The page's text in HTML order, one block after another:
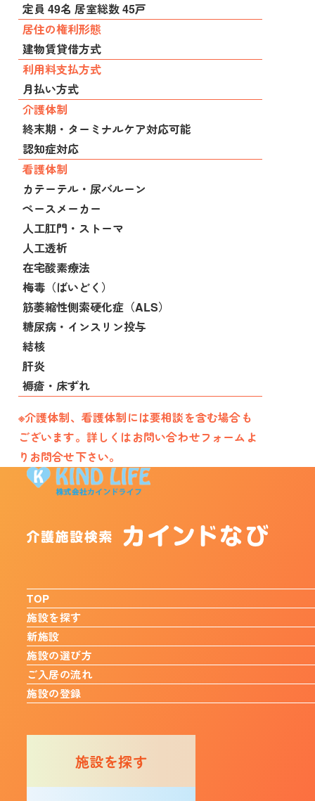
定員 49名 居室総数 45戸
居住の権利形態
建物賃貸借方式
利用料支払方式
月払い方式
介護体制
終末期・ターミナルケア対応可能
認知症対応
看護体制
カテーテル・尿バルーン
ペースメーカー
人工肛門・ストーマ
人工透析
在宅酸素療法
梅毒（ばいどく）
筋萎縮性側索硬化症（ALS）
糖尿病・インスリン投与
結核
肝炎
褥瘡・床ずれ
※介護体制、看護体制には要相談を含む場合も
ございます。詳しくはお問い合わせフォームよ
りお問合せ下さい。
TOP
施設を探す
新施設
施設の選び方
ご入居の流れ
施設の登録
施設を探す